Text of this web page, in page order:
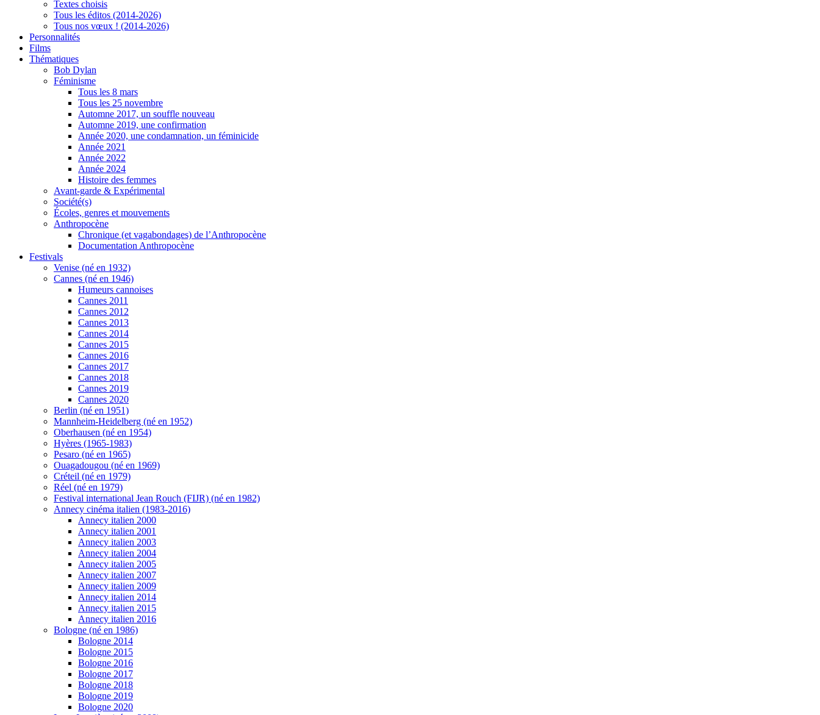
Textes choisis
Tous les éditos (2014-2026)
Tous nos vœux ! (2014-2026)
Personnalités
Films
Thématiques
Bob Dylan
Féminisme
Tous les 8 mars
Tous les 25 novembre
Automne 2017, un souffle nouveau
Automne 2019, une confirmation
Année 2020, une condamnation, un féminicide
Année 2021
Année 2022
Année 2024
Histoire des femmes
Avant-garde & Expérimental
Société(s)
Écoles, genres et mouvements
Anthropocène
Chronique (et vagabondages) de l’Anthropocène
Documentation Anthropocène
Festivals
Venise (né en 1932)
Cannes (né en 1946)
Humeurs cannoises
Cannes 2011
Cannes 2012
Cannes 2013
Cannes 2014
Cannes 2015
Cannes 2016
Cannes 2017
Cannes 2018
Cannes 2019
Cannes 2020
Berlin (né en 1951)
Mannheim-Heidelberg (né en 1952)
Oberhausen (né en 1954)
Hyères (1965-1983)
Pesaro (né en 1965)
Ouagadougou (né en 1969)
Créteil (né en 1979)
Réel (né en 1979)
Festival international Jean Rouch (FIJR) (né en 1982)
Annecy cinéma italien (1983-2016)
Annecy italien 2000
Annecy italien 2001
Annecy italien 2003
Annecy italien 2004
Annecy italien 2005
Annecy italien 2007
Annecy italien 2009
Annecy italien 2014
Annecy italien 2015
Annecy italien 2016
Bologne (né en 1986)
Bologne 2014
Bologne 2015
Bologne 2016
Bologne 2017
Bologne 2018
Bologne 2019
Bologne 2020